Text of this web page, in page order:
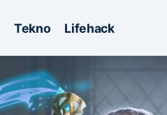
Tekno Lifehack